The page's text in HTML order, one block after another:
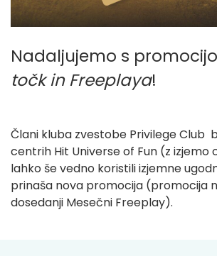
Nadaljujemo s promocijo
točk in Freeplaya!
Člani kluba zvestobe Privilege Club
centrih Hit Universe of Fun (z izjemo
lahko še vedno koristili izjemne
prinaša nova promocija (promocija
dosedanji Mesečni Freeplay).